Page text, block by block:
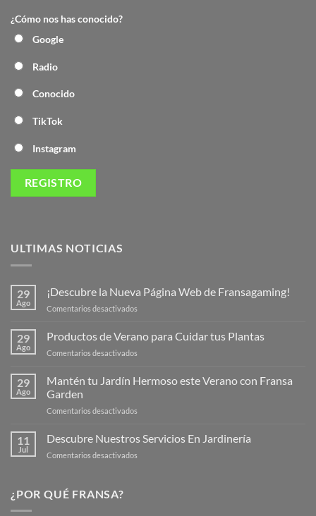
¿Cómo nos has conocido?
Google
Radio
Conocido
TikTok
Instagram
ULTIMAS NOTICIAS
29
Ago
¡Descubre la Nueva Página Web de Fransagaming!
Comentarios desactivados
Nueva
de
29
Ago
Productos de Verano para Cuidar tus Plantas
Comentarios desactivados
de
Verano
Plantas
29
Ago
Mantén tu Jardín Hermoso este Verano con Fransa
Garden
Comentarios desactivados
tu
Jardín
11
Jul
Descubre Nuestros Servicios En Jardinería
Comentarios desactivados
¿POR QUÉ FRANSA?